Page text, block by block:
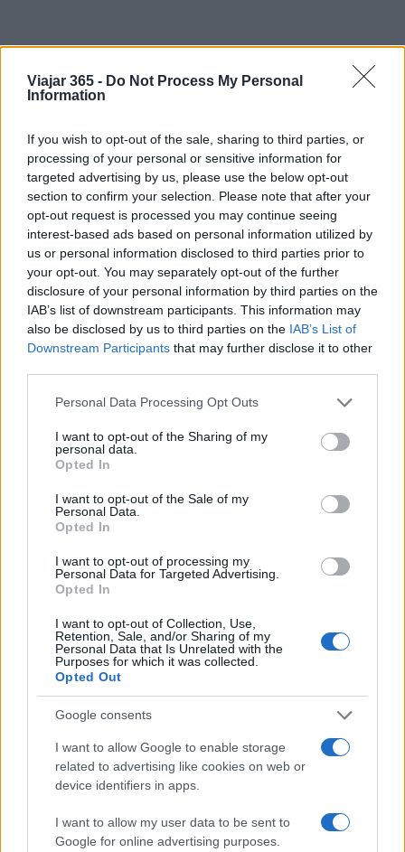
Viajar 365 - Do Not Process My Personal
Information
If you wish to opt-out of the sale, sharing to third parties, or
processing of your personal or sensitive information for
targeted advertising by us, please use the below opt-out
section to confirm your selection. Please note that after your
opt-out request is processed you may continue seeing
interest-based ads based on personal information utilized by
us or personal information disclosed to third parties prior to
your opt-out. You may separately opt-out of the further
disclosure of your personal information by third parties on the
IAB’s list of downstream participants. This information may
also be disclosed by us to third parties on the IAB’s List of
Downstream Participants that may further disclose it to other
Please note that this website/app uses one or more Google
not limited to your visit or usage behaviour. You may click to
grant or deny consent to Google and its third-party tags to
use your data for below specified purposes in below Google
consent section.
Personal Data Processing Opt Outs
I want to opt-out of the Sharing of my
personal data.
Opted In
I want to opt-out of the Sale of my
Personal Data.
Opted In
I want to opt-out of processing my
Personal Data for Targeted Advertising.
Opted In
I want to opt-out of Collection, Use,
Retention, Sale, and/or Sharing of my
Personal Data that Is Unrelated with the
Purposes for which it was collected.
Opted Out
Google consents
I want to allow Google to enable storage
related to advertising like cookies on web or
device identifiers in apps.
I want to allow my user data to be sent to
Google for online advertising purposes.
«`
Staff
NOTICIAS